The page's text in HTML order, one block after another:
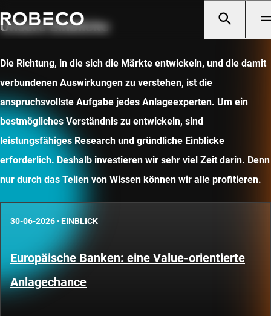
Unsere Einblicke
Die Richtung, in die sich die Märkte entwickeln, und die damit
verbundenen Auswirkungen zu verstehen, ist die
anspruchsvollste Aufgabe jedes Anlageexperten. Um ein
bestmögliches Verständnis zu entwickeln, sind
leistungsfähiges Research und gründliche Einblicke
erforderlich. Deshalb investieren wir sehr viel Zeit darin. Denn
nur durch das Teilen von Wissen können wir alle profitieren.
30-06-2026 · EINBLICK
Europäische Banken: eine Value-orientierte
Anlagechance